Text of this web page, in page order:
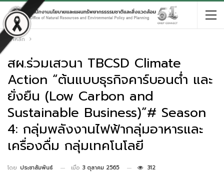
หน้าหลัก
สผ.ร่วมเสวนา TBCSD Climate
Action “ต้นแบบธุรกิจคาร์บอนต่ำ และ
ยั่งยืน (Low Carbon and
Sustainable Business)”# Season
4: กลุ่มพลังงานไฟฟ้ากลุ่มอาหารและ
เครื่องดื่ม กลุ่มเทคโนโลยี
โดย ประชาสัมพันธ์ เมื่อ 3 ตุลาคม 2565 312